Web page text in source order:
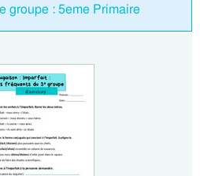
groupe : 5eme Primaire